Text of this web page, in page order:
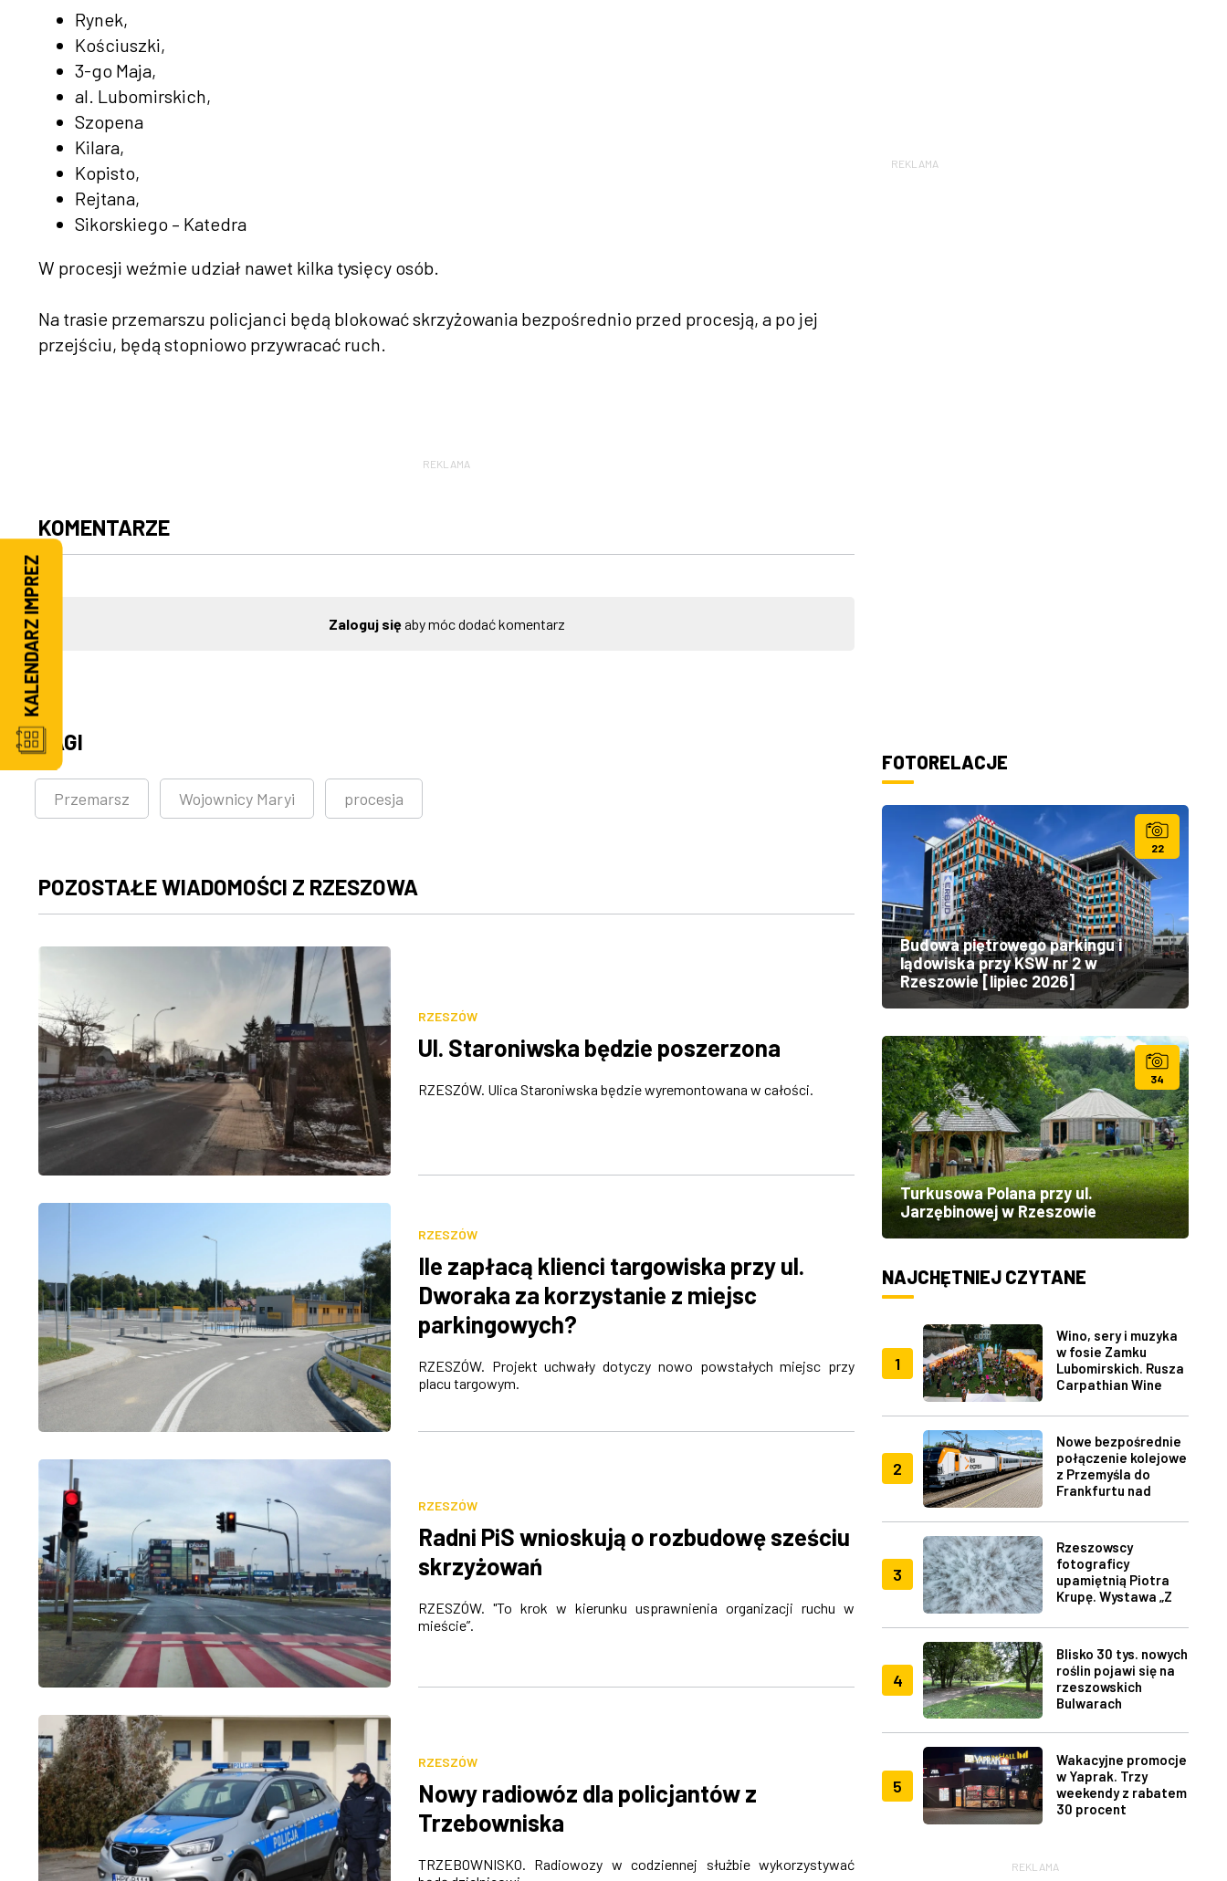
Rynek,
Kościuszki,
3-go Maja,
al. Lubomirskich,
Szopena
Kilara,
Kopisto,
Rejtana,
Sikorskiego – Katedra
W procesji weźmie udział nawet kilka tysięcy osób.
Na trasie przemarszu policjanci będą blokować skrzyżowania bezpośrednio przed procesją, a po jej
przejściu, będą stopniowo przywracać ruch.
REKLAMA
KOMENTARZE
Zaloguj sięaby móc dodać komentarz
TAGI
Przemarsz Wojownicy Maryi procesja
POZOSTAŁE WIADOMOŚCI Z RZESZOWA
RZESZÓW
Ul. Staroniwska będzie poszerzona
RZESZÓW. Ulica Staroniwska będzie wyremontowana w całości.
RZESZÓW
Ile zapłacą klienci targowiska przy ul.
Dworaka za korzystanie z miejsc
parkingowych?
RZESZÓW. Projekt uchwały dotyczy nowo powstałych miejsc przy
placu targowym.
RZESZÓW
Radni PiS wnioskują o rozbudowę sześciu
skrzyżowań
RZESZÓW. "To krok w kierunku usprawnienia organizacji ruchu w
mieście”.
RZESZÓW
Nowy radiowóz dla policjantów z
Trzebowniska
TRZEBOWNISKO. Radiowozy w codziennej służbie wykorzystywać
REKLAMA
FOTORELACJE
22
Budowa piętrowego parkingu i
lądowiska przy KSW nr 2 w
Rzeszowie [lipiec 2026]
34
Turkusowa Polana przy ul.
Jarzębinowej w Rzeszowie
NAJCHĘTNIEJ CZYTANE
1
Wino, sery i muzyka
w fosie Zamku
Lubomirskich. Rusza
Carpathian Wine
2
Nowe bezpośrednie
połączenie kolejowe
z Przemyśla do
Frankfurtu nad
3
Rzeszowscy
fotograficy
upamiętnią Piotra
Krupę. Wystawa „Z
4
Blisko 30 tys. nowych
roślin pojawi się na
rzeszowskich
Bulwarach
5
Wakacyjne promocje
w Yaprak. Trzy
weekendy z rabatem
30 procent
REKLAMA
KALENDARZ IMPREZ